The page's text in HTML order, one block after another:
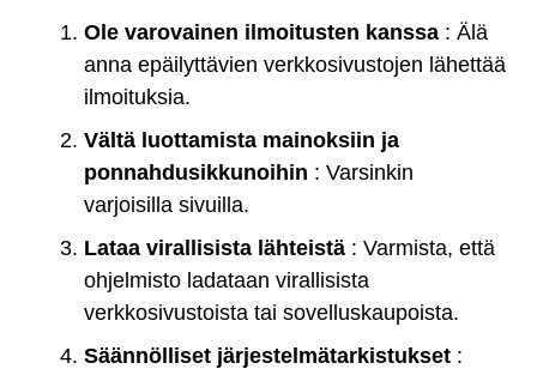
Ole varovainen ilmoitusten kanssa : Älä
anna epäilyttävien verkkosivustojen lähettää
ilmoituksia.
Vältä luottamista mainoksiin ja
ponnahdusikkunoihin : Varsinkin
varjoisilla sivuilla.
Lataa virallisista lähteistä : Varmista, että
ohjelmisto ladataan virallisista
verkkosivustoista tai sovelluskaupoista.
Säännölliset järjestelmätarkistukset :